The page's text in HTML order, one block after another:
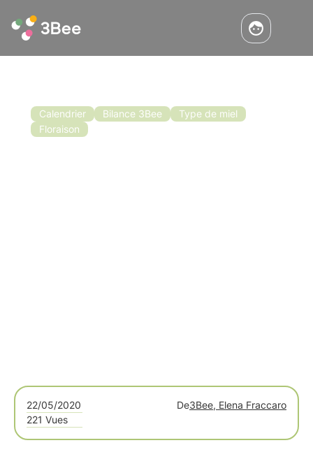
Calendrier Bilance 3Bee
Type de miel
Floraison
22/05/2020 De3Bee, Elena Fraccaro
221 Vues